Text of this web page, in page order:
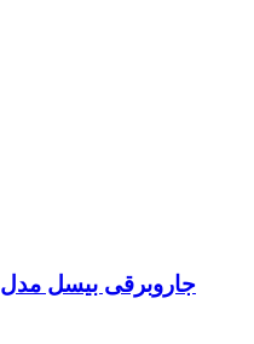
جاروبرقی بیسل مدل 2024E